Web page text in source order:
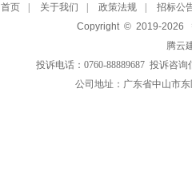
首页 关于我们 政策法规
招标公
Copyright © 2019-2026
腾云
投诉电话：0760-88889687 投诉咨
公司地址：广东省中山市